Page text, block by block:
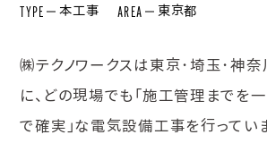
TYPE 本工事 AREA 東京都
㈱テクノワークスは東京･埼玉･神
に、どの現場でも「施工管理までを一
で確実」な電気設備工事を行っていま